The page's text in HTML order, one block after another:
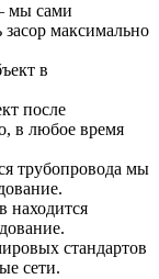
мы сами
засор максимально
в
после
в любое время
трубопровода мы
находится
стандартов
сети.